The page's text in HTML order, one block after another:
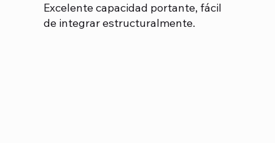
Excelente capacidad portante, fácil
de integrar estructuralmente.